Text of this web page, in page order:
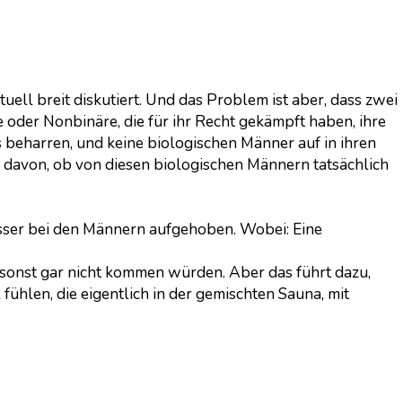
breit diskutiert. Und das Problem ist aber, dass zwei
Nonbinäre, die für ihr Recht gekämpft haben, ihre
und keine biologischen Männer auf in ihren
ob von diesen biologischen Männern tatsächlich
bei den Männern aufgehoben. Wobei: Eine
gar nicht kommen würden. Aber das führt dazu,
die eigentlich in der gemischten Sauna, mit